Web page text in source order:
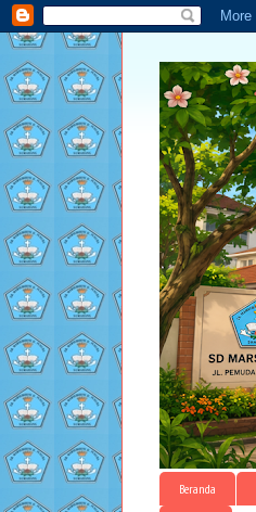
Beranda